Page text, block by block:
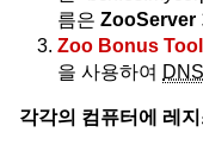
름은 ZooServer
Zoo Bonus
을 사용하여 DNS
각각의 컴퓨터에 레